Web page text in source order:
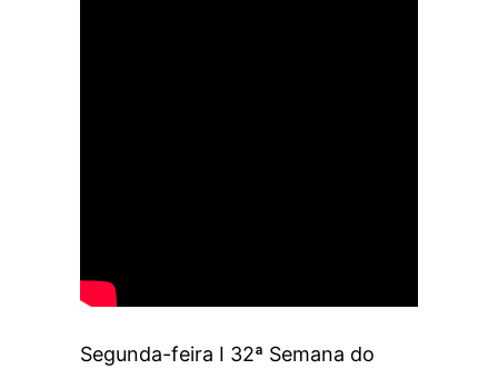
Segunda-feira I 32ª Semana do